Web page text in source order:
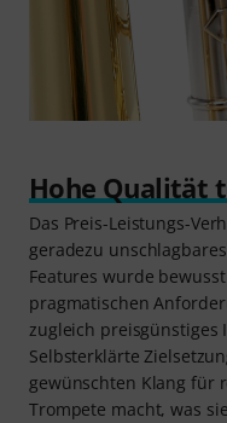
Hohe Qualität
Das Preis-Leistungs-
geradezu
Features wurde
pragmatischen
zugleich
Selbsterklärte
gewünschten Klang für
Trompete macht, was